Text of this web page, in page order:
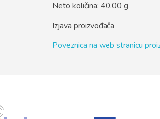
Neto količina: 40.00 g
Izjava proizvođača
Poveznica na web stranicu